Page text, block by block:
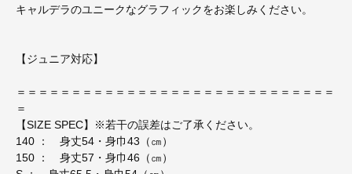
キャルデラのユニークなグラフィックをお楽しみください。
【ジュニア対応】
＝＝＝＝＝＝＝＝＝＝＝＝＝＝＝＝＝＝＝＝＝＝＝＝＝＝＝＝＝
＝
【SIZE SPEC】※若干の誤差はご了承ください。
140 ： 身丈54・身巾43（㎝）
150 ： 身丈57・身巾46（㎝）